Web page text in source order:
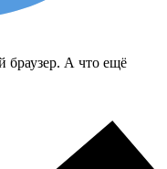
браузер. А что ещё